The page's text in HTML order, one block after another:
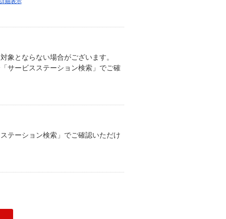
象とならない場合がございます。
サービスステーション検索」でご確
テーション検索」でご確認いただけ